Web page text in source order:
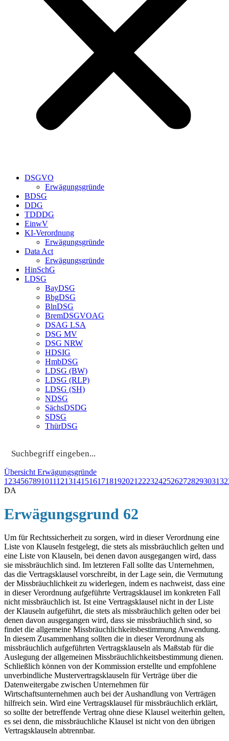
DSGVO
Erwägungsgründe
BDSG
DDG
TDDDG
EinwV
KI-Verordnung
Erwägungsgründe
Data Act
Erwägungsgründe
HinSchG
LDSG
BayDSG
BbgDSG
BlnDSG
BremDSGVOAG
DSAG LSA
DSG MV
DSG NRW
HDSIG
HmbDSG
LDSG (BW)
LDSG (RLP)
LDSG (SH)
NDSG
SächsDSDG
SDSG
ThürDSG
Übersicht Erwägungsgründe
1 23456789101112131415161718192021 2223242526272829303132
DA
Erwägungsgrund 62
Um für Rechtssicherheit zu sorgen, wird in dieser Verordnung eine
Liste von Klauseln festgelegt, die stets als missbräuchlich gelten und
eine Liste von Klauseln, bei denen davon ausgegangen wird, dass
sie missbräuchlich sind. Im letzteren Fall sollte das Unternehmen,
das die Vertragsklausel vorschreibt, in der Lage sein, die Vermutung
der Missbräuchlichkeit zu widerlegen, indem es nachweist, dass eine
in dieser Verordnung aufgeführte Vertragsklausel im konkreten Fall
nicht missbräuchlich ist. Ist eine Vertragsklausel nicht in der Liste
der Klauseln aufgeführt, die stets als missbräuchlich gelten oder bei
denen davon ausgegangen wird, dass sie missbräuchlich sind, so
findet die allgemeine Missbräuchlichkeitsbestimmung Anwendung.
In diesem Zusammenhang sollten die in dieser Verordnung als
missbräuchlich aufgeführten Vertragsklauseln als Maßstab für die
Auslegung der allgemeinen Missbräuchlichkeitsbestimmung dienen.
Schließlich können von der Kommission erstellte und empfohlene
unverbindliche Mustervertragsklauseln für Verträge über die
Datenweitergabe zwischen Unternehmen für
Wirtschaftsunternehmen auch bei der Aushandlung von Verträgen
hilfreich sein. Wird eine Vertragsklausel für missbräuchlich erklärt,
so sollte der betreffende Vertrag ohne diese Klausel weiterhin gelten,
es sei denn, die missbräuchliche Klausel ist nicht von den übrigen
Vertragsklauseln abtrennbar.